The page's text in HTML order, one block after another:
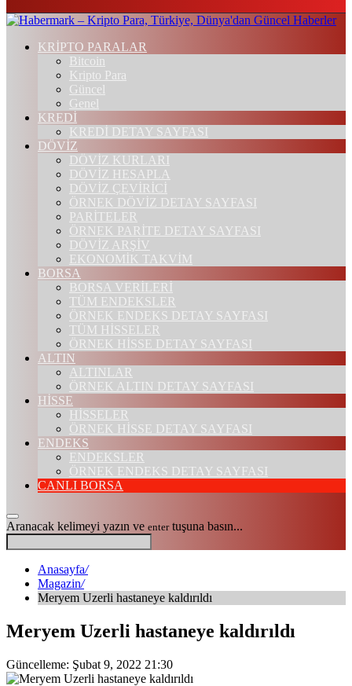
KRİPTO PARALAR
Bitcoin
Kripto Para
Güncel
Genel
KREDİ
KREDİ DETAY SAYFASI
DÖVİZ
DÖVİZ KURLARI
DÖVİZ HESAPLA
DÖVİZ ÇEVİRİCİ
ÖRNEK DÖVİZ DETAY SAYFASI
PARİTELER
ÖRNEK PARİTE DETAY SAYFASI
DÖVİZ ARŞİV
EKONOMİK TAKVİM
BORSA
BORSA VERİLERİ
TÜM ENDEKSLER
ÖRNEK ENDEKS DETAY SAYFASI
TÜM HİSSELER
ÖRNEK HİSSE DETAY SAYFASI
ALTIN
ALTINLAR
ÖRNEK ALTIN DETAY SAYFASI
HİSSE
HİSSELER
ÖRNEK HİSSE DETAY SAYFASI
ENDEKS
ENDEKSLER
ÖRNEK ENDEKS DETAY SAYFASI
CANLI BORSA
Aranacak kelimeyi yazın ve entertuşuna basın...
Anasayfa/
Magazin/
Meryem Uzerli hastaneye kaldırıldı
Meryem Uzerli hastaneye kaldırıldı
Güncelleme: Şubat 9, 2022 21:30